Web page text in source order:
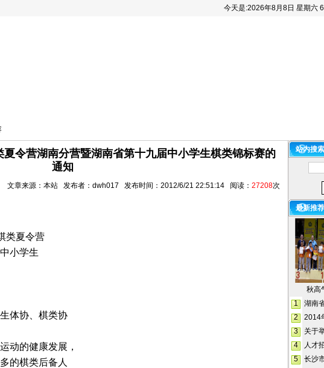
今天是:2026年8月8日 星期六
令营湖南分营暨湖南省第十九届中小学生棋类锦标赛的
通知
文章来源：本站 发布者：dwh017 发布时间：2012/6/21 22:51:14 阅读： 27208次
类夏令营
小学生
体协、棋类协
动的健康发展，
的棋类后备人
站内搜索
最新推荐
秋高
1
湖南
2
2014
3
关于
4
人才
5
长沙